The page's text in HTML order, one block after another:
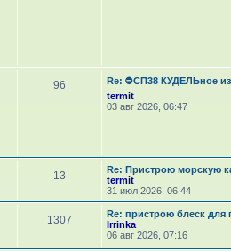
96
Re: ⛔СП38 КУДЕЛЬное
termit
03 авг 2026, 06:47
13
Re: Пристрою морскую
termit
31 июл 2026, 06:44
1307
Re: пристрою блеск для
Irrinka
06 авг 2026, 07:16